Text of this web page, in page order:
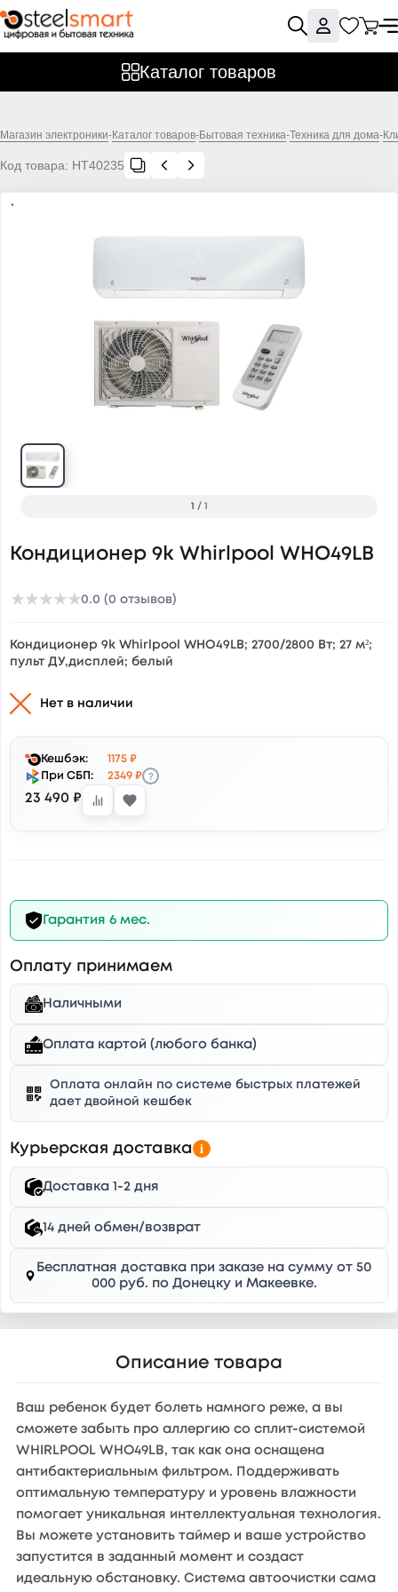
Каталог товаров
Магазин электроники-Каталог товаров-Бытовая техника-Техника для дома-
Код товара: НТ40235
1 / 1
Кондиционер 9k Whirlpool WHO49LB
★★★★★0.0 (0 отзывов)
Кондиционер 9k Whirlpool WHO49LB; 2700/2800 Вт; 27 м²;
пульт ДУ,дисплей; белый
Нет в наличии
Кешбэк:
1175 ₽
При СБП:
2349 ₽ ?
23 490 ₽
Гарантия 6 мес.
Оплату принимаем
Наличными
Оплата картой (любого банка)
Оплата онлайн по системе быстрых платежей
дает двойной кешбек
Курьерская доставка
Доставка 1-2 дня
14 дней обмен/возврат
Бесплатная доставка при заказе на сумму от 50
000 руб. по Донецку и Макеевке.
Описание товара
Ваш ребенок будет болеть намного реже, а вы
сможете забыть про аллергию со сплит-системой
WHIRLPOOL WHO49LB, так как она оснащена
антибактериальным фильтром. Поддерживать
оптимальную температуру и уровень влажности
помогает уникальная интеллектуальная технология.
Вы можете установить таймер и ваше устройство
запустится в заданный момент и создаст
идеальную обстановку. Система автоочистки сама